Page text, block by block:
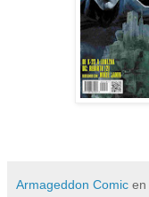
Armageddon Comic en